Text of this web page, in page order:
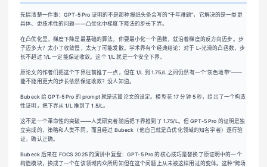
先搞清楚一件事：GPT-5 Pro 证明的不是那种报纸头条会写的”千年难题”，它解决的是一类更
具体、更技术性的问题——凸优化中梯度下降法的步长下界。
在凸优化里，梯度下降是最基础的算法。你要最小化一个函数，就沿着梯度的反方向迈步。步
子迈多大？太小了收敛慢，太大了可能发散。学术界有个经典结论：对于 L-光滑的凸函数，步
长不超过 1/L 一定能保证收敛。这个 1/L 就是一个安全下界。
原论文的作者们把这个下界往前推了一点，但在 1/L 到 1.75/L 之间仍然有一个”灰色地带”——
能不能用更大的步长依然保证收敛？没人知道。
Bubeck 给 GPT-5 Pro 的 prompt 就是这篇论文的设定。模型花 17 分钟 5 秒，给出了一个构造
性证明，把下界从 1/L 推到了 1.5/L。
这不是一个革命性的突破——人类研究者随后把下界推到了 1.75/L。但 GPT-5 Pro 的证明是独
立完成的，策略和人类不同，而且经过 Bubeck（他自己就是凸优化领域的知名学者）逐行验
证，确认正确。
Bubeck 后来在 FOCS 2025 的演讲中复盘：GPT-5 Pro 的核心技巧是替换了原证明中的一个
构造模块，换成了一个在该领域内众所周知但在这个问题上从未被这样用过的变体。这种”跨场